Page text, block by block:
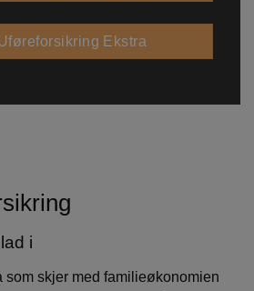
Ekstra
i
som skjer med familieøkonomien